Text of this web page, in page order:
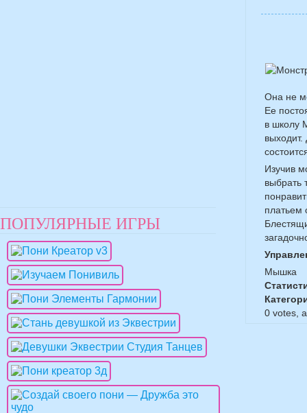
Она не
Ее
в школу
Изучив
выбрать
платьем
Мышка
0 votes,
ПОПУЛЯРНЫЕ ИГРЫ